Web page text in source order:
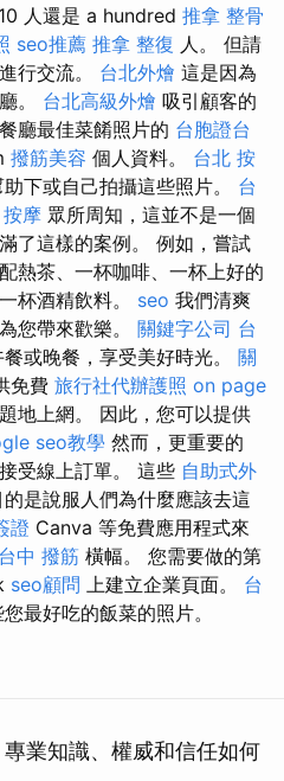
人還是 a hundred 推拿 整骨
seo推薦 推拿 整復 人。 但請
行交流。 台北外燴 這是因為
。 台北高級外燴 吸引顧客的
廳最佳菜餚照片的 台胞證台
撥筋美容 個人資料。 台北 按
下或自己拍攝這些照片。 台
摩 眾所周知，這並不是一個
了這樣的案例。 例如，嘗試
熱茶、一杯咖啡、一杯上好的
杯酒精飲料。 seo 我們清爽
您帶來歡樂。 關鍵字公司 台
或晚餐，享受美好時光。 關
免費 旅行社代辦護照 on page
地上網。 因此，您可以提供
seo教學 然而，更重要的
受線上訂單。 這些 自助式外
是說服人們為什麼應該去這
證 Canva 等免費應用程式來
台中 撥筋 橫幅。 您需要做的第
seo顧問 上建立企業頁面。 台
最好吃的飯菜的照片。
業知識、權威和信任如何